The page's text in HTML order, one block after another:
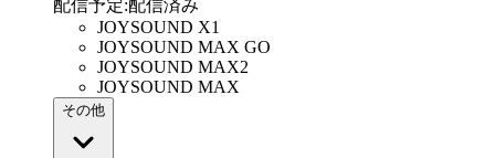
配信予定:配信済み
JOYSOUND X1
JOYSOUND MAX GO
JOYSOUND MAX2
JOYSOUND MAX
その他